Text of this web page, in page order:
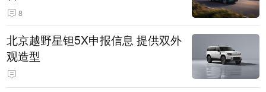
8
北京越野星钽5X申报信息 提供双外
观造型